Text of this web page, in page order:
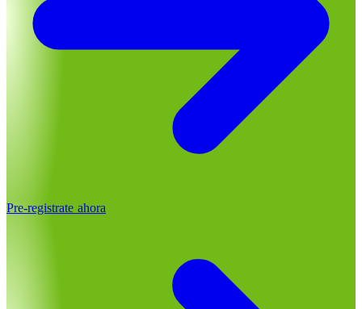
Pre-registrate ahora